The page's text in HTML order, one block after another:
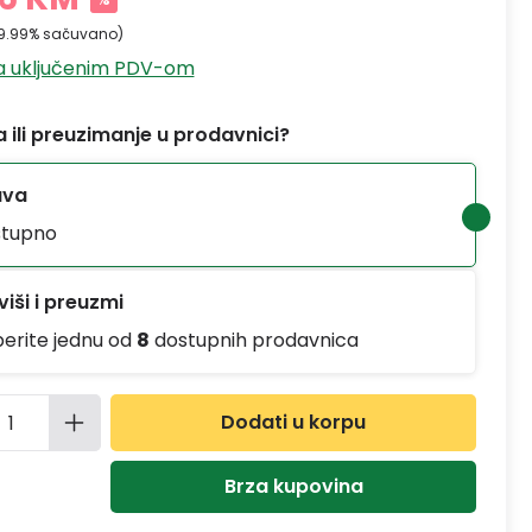
sačuvano)
uključenim PDV-om
ili preuzimanje u prodavnici?
i preuzmi
jednu od 8 dostupnih prodavnica
proizvoda: Unesite željenu
Dodati u korpu
Brza kupovina